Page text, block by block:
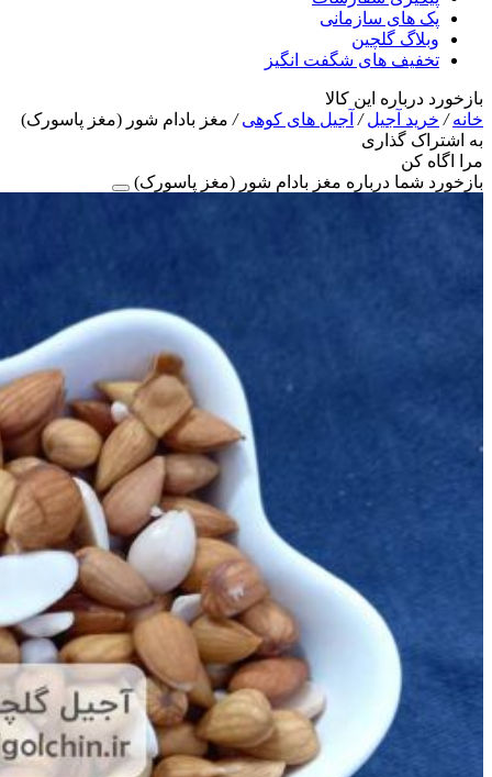
پک های سازمانی
وبلاگ گلچین
تخفیف های شگفت انگیز
بازخورد درباره این کالا
خانه/ خرید آجیل/ آجیل های کوهی/ مغز بادام شور (مغز پاسورک)
به اشتراک گذاری
مرا اگاه کن
بازخورد شما درباره مغز بادام شور (مغز پاسورک)